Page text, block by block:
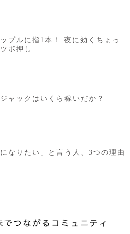
プルに指1本！ 夜に効くちょっ
ボ押し
ャックはいくら稼いだか？
なりたい」と言う人、3つの理由